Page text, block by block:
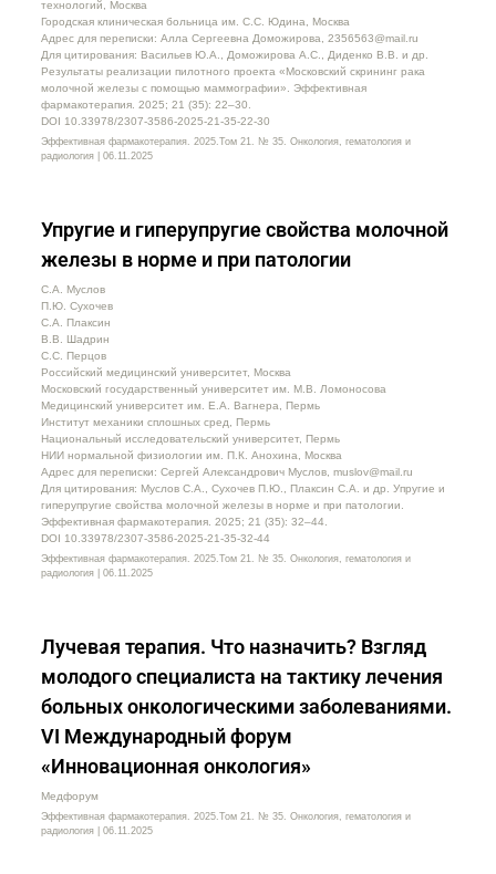
технологий, Москва
Городская клиническая больница им. С.С. Юдина, Москва
Адрес для переписки: Алла Сергеевна Доможирова, 2356563@mail.ru
Для цитирования: Васильев Ю.А., Доможирова А.С., Диденко В.В. и др.
Результаты реализации пилотного проекта «Московский скрининг рака
молочной железы с помощью маммографии». Эффективная
фармакотерапия. 2025; 21 (35): 22–30.
DOI 10.33978/2307-3586-2025-21-35-22-30
Эффективная фармакотерапия. 2025.Том 21. № 35. Онкология, гематология и
радиология | 06.11.2025
Упругие и гиперупругие свойства молочной
железы в норме и при патологии
С.А. Муслов
П.Ю. Сухочев
С.А. Плаксин
В.В. Шадрин
С.С. Перцов
Российский медицинский университет, Москва
Московский государственный университет им. М.В. Ломоносова
Медицинский университет им. Е.А. Вагнера, Пермь
Институт механики сплошных сред, Пермь
Национальный исследовательский университет, Пермь
НИИ нормальной физиологии им. П.К. Анохина, Москва
Адрес для переписки: Сергей Александрович Муслов, muslov@mail.ru
Для цитирования: Муслов С.А., Сухочев П.Ю., Плаксин С.А. и др. Упругие и
гиперупругие свойства молочной железы в норме и при патологии.
Эффективная фармакотерапия. 2025; 21 (35): 32–44.
DOI 10.33978/2307-3586-2025-21-35-32-44
Эффективная фармакотерапия. 2025.Том 21. № 35. Онкология, гематология и
радиология | 06.11.2025
Лучевая терапия. Что назначить? Взгляд
молодого специалиста на тактику лечения
больных онкологическими заболеваниями.
VI Международный форум
«Инновационная онкология»
Медфорум
Эффективная фармакотерапия. 2025.Том 21. № 35. Онкология, гематология и
радиология | 06.11.2025